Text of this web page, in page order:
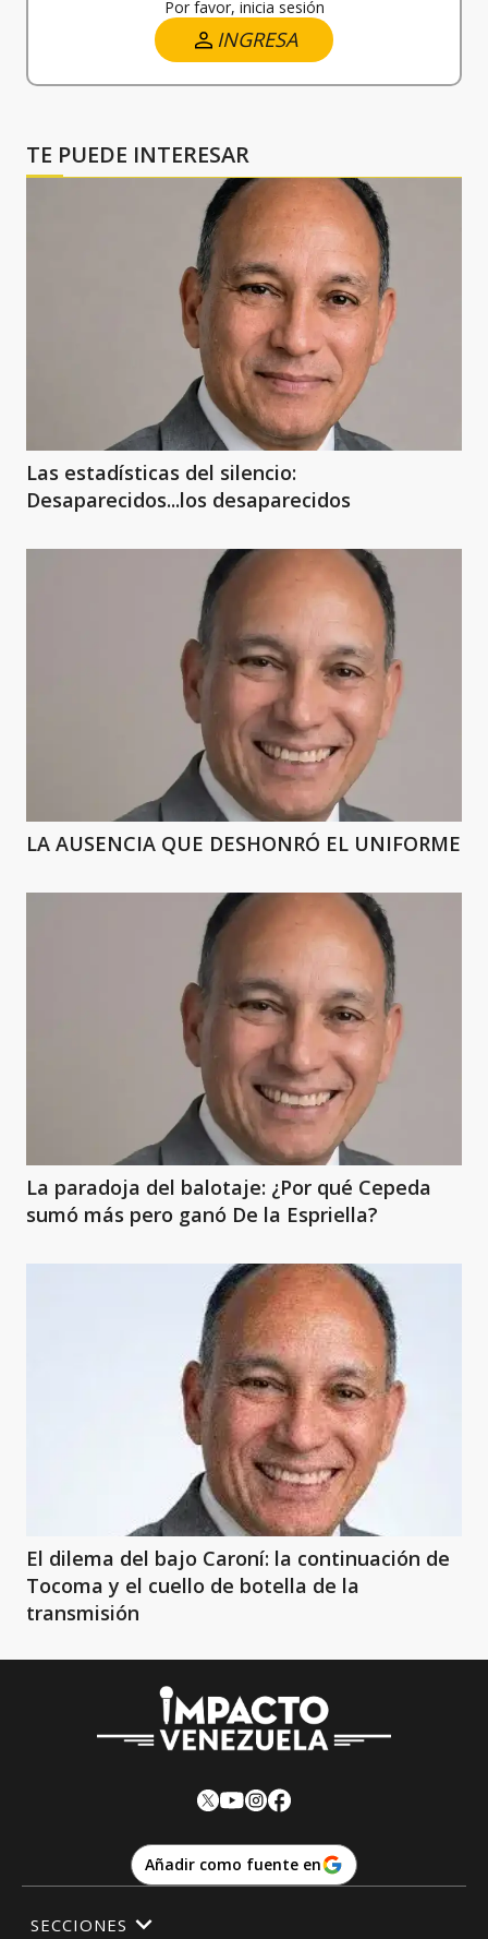
Por favor, inicia sesión
INGRESA
TE PUEDE INTERESAR
Las estadísticas del silencio:
Desaparecidos...los desaparecidos
LA AUSENCIA QUE DESHONRÓ EL UNIFORME
La paradoja del balotaje: ¿Por qué Cepeda
sumó más pero ganó De la Espriella?
El dilema del bajo Caroní: la continuación de
Tocoma y el cuello de botella de la
transmisión
Añadir como fuente en
SECCIONES